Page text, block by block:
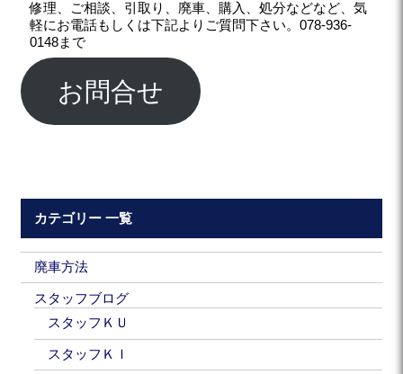
修理、ご相談、引取り、廃車、購入、処分などなど、気
軽にお電話もしくは下記よりご質問下さい。078-936-
0148まで
お問合せ
カテゴリー 一覧
廃車方法
スタッフブログ
スタッフＫＵ
スタッフＫＩ